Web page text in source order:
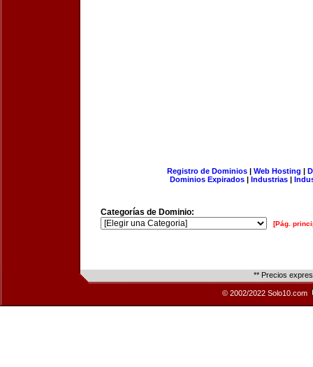
Registro de Dominios| Web Hosting |
Dominios Expirados | Industrias |
Categorías de Dominio:
[Pág.
** Precios
© 2002/2022 Solo10.com